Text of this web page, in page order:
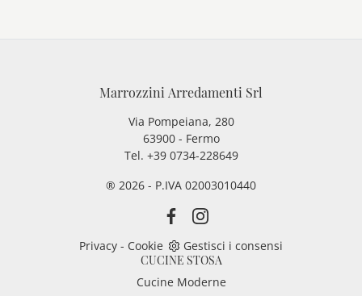
Marrozzini Arredamenti Srl
Via Pompeiana, 280
63900 - Fermo
Tel. +39 0734-228649
® 2026 - P.IVA 02003010440
Privacy - Cookie
Gestisci i consensi
CUCINE STOSA
Cucine Moderne